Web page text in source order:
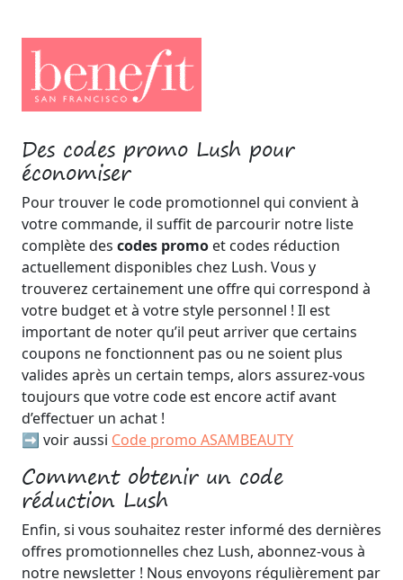
Des codes promo Lush pour
économiser
Pour trouver le code promotionnel qui convient à
votre commande, il suffit de parcourir notre liste
complète des codes promo et codes réduction
actuellement disponibles chez Lush. Vous y
trouverez certainement une offre qui correspond à
votre budget et à votre style personnel ! Il est
important de noter qu’il peut arriver que certains
coupons ne fonctionnent pas ou ne soient plus
valides après un certain temps, alors assurez-vous
toujours que votre code est encore actif avant
d’effectuer un achat !
➡️ voir aussi Code promo ASAMBEAUTY
Comment obtenir un code
réduction Lush
Enfin, si vous souhaitez rester informé des dernières
offres promotionnelles chez Lush, abonnez-vous à
notre newsletter ! Nous envoyons régulièrement par